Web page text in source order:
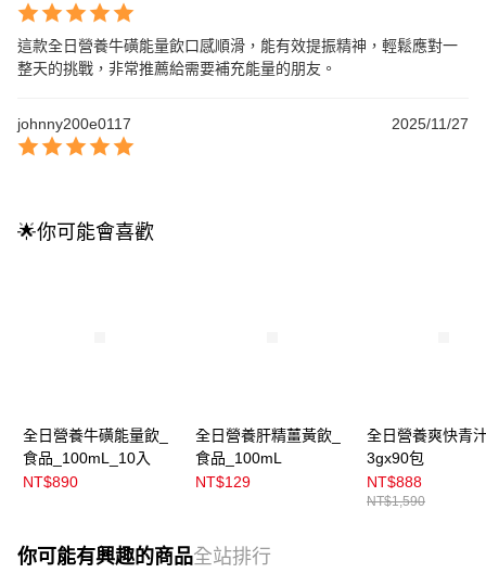
這款全日營養牛磺能量飲口感順滑，能有效提振精神，輕鬆應對一
整天的挑戰，非常推薦給需要補充能量的朋友。
johnny200e0117 2025/11/27
🌟你可能會喜歡
全日營養牛磺能量飲_
食品_100mL_10入
NT$890
全日營養肝精薑黃飲_
食品_100mL
NT$129
全日營養爽快青
3gx90包
NT$888
NT$1,590
你可能有興趣的商品全站排行